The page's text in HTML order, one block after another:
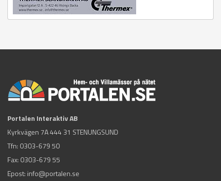
Portalen Interaktiv AB
Kyrkvägen 7A 444 31 STENUNGSUND
Tfn: 0303-679 50
Fax: 0303-679 55
Epost: info@portalen.se